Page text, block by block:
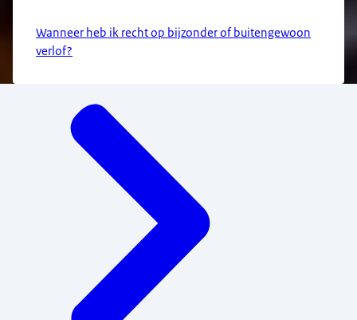
Wanneer heb ik recht op bijzonder of buitengewoon
verlof?